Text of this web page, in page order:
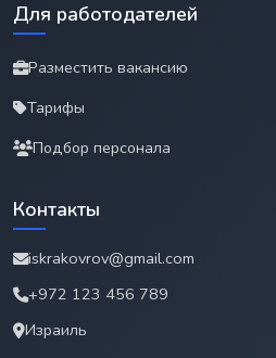
Для работодателей
Разместить вакансию
Тарифы
Подбор персонала
Контакты
iskrakovrov@gmail.com
+972 123 456 789
Израиль